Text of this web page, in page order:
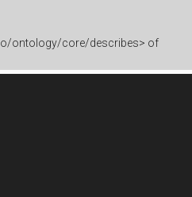
ontology/core/describes> of